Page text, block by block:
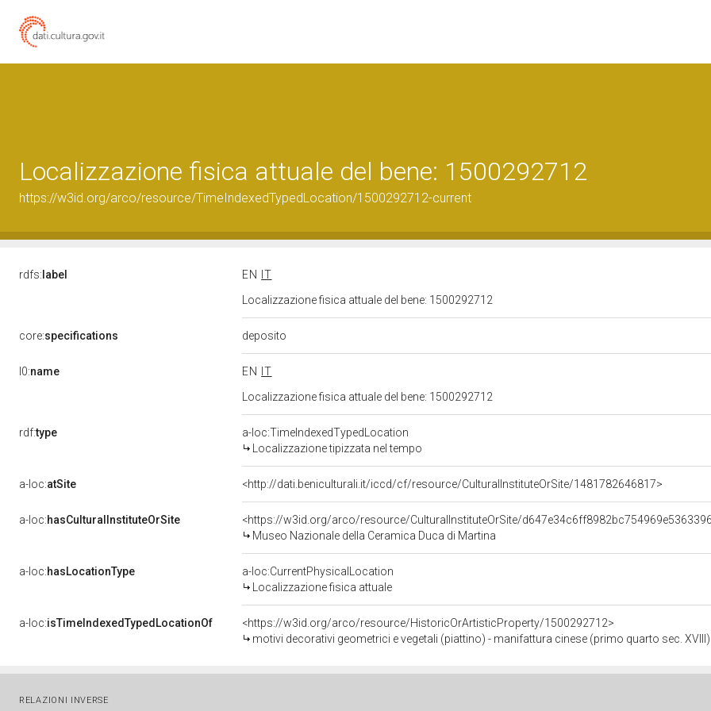
Localizzazione fisica attuale del bene: 1500292712
https://w3id.org/arco/resource/TimeIndexedTypedLocation/1500292712-current
rdfs: label EN
IT
Localizzazione fisica attuale del bene: 1500292712
core:specifications deposito
l0:name EN
IT
Localizzazione fisica attuale del bene: 1500292712
rdf:type
a-loc:TimeIndexedTypedLocation
Localizzazione tipizzata nel tempo
a-loc:atSite <http://dati.beniculturali.it/iccd/cf/resource/CulturalInstituteOrSite/1481782646817>
a-loc:hasCulturalInstituteOrSite
<https://w3id.org/arco/resource/CulturalInstituteOrSite/
Museo Nazionale della Ceramica Duca di Martina
a-loc:hasLocationType
a-loc:CurrentPhysicalLocation
Localizzazione fisica attuale
a-loc:isTimeIndexedTypedLocationOf
<https://w3id.org/arco/resource/HistoricOrArtisticProperty/1500292712>
motivi decorativi geometrici e vegetali (piattino) - manifattura cinese (primo quarto sec. XVIII)
RELAZIONI INVERSE